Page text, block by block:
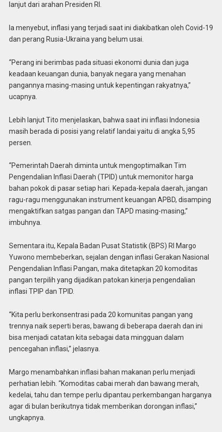
lanjut dari arahan Presiden RI.
Ia menyebut, inflasi yang terjadi saat ini diakibatkan oleh Covid-19
dan perang Rusia-Ukraina yang belum usai.
“Perang ini berimbas pada situasi ekonomi dunia dan juga
keadaan keuangan dunia, banyak negara yang menahan
pangannya masing-masing untuk kepentingan rakyatnya,”
ucapnya.
Lebih lanjut Tito menjelaskan, bahwa saat ini inflasi Indonesia
masih berada di posisi yang relatif landai yaitu di angka 5,95
persen.
“Pemerintah Daerah diminta untuk mengoptimalkan Tim
Pengendalian Inflasi Daerah (TPID) untuk memonitor harga
bahan pokok di pasar setiap hari. Kepada-kepala daerah, jangan
ragu-ragu menggunakan instrument keuangan APBD, disamping
mengaktifkan satgas pangan dan TAPD masing-masing,”
imbuhnya.
Sementara itu, Kepala Badan Pusat Statistik (BPS) RI Margo
Yuwono membeberkan, sejalan dengan inflasi Gerakan Nasional
Pengendalian Inflasi Pangan, maka ditetapkan 20 komoditas
pangan terpilih yang dijadikan patokan kinerja pengendalian
inflasi TPIP dan TPID.
“Kita perlu berkonsentrasi pada 20 komunitas pangan yang
trennya naik seperti beras, bawang di beberapa daerah dan ini
bisa menjadi catatan kita sebagai data mingguan dalam
pencegahan inflasi,” jelasnya.
Margo menambahkan inflasi bahan makanan perlu menjadi
perhatian lebih. “Komoditas cabai merah dan bawang merah,
kedelai, tahu dan tempe perlu dipantau perkembangan harganya
agar di bulan berikutnya tidak memberikan dorongan inflasi,”
ungkapnya.